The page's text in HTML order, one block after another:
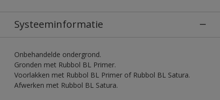
Systeeminformatie
Onbehandelde ondergrond.
Gronden met Rubbol BL Primer.
Voorlakken met Rubbol BL Primer of Rubbol BL Satura.
Afwerken met Rubbol BL Satura.